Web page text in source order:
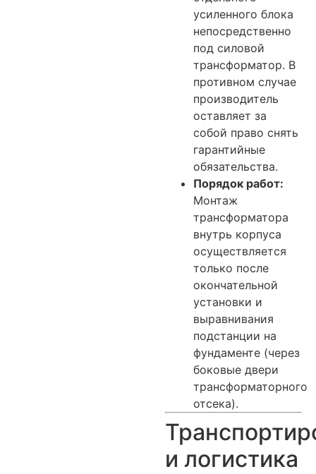
усиленного блока
непосредственно
под силовой
трансформатор. В
противном случае
производитель
оставляет за
собой право снять
гарантийные
обязательства.
Порядок работ:
Монтаж
трансформатора
внутрь корпуса
осуществляется
только после
окончательной
установки и
выравнивания
подстанции на
фундаменте (через
боковые двери
трансформаторного
отсека).
и логистика